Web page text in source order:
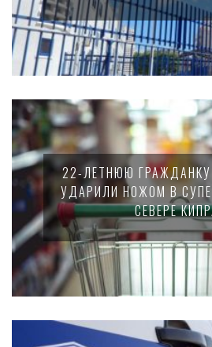
22-ЛЕТНЮЮ
УДАРИЛИ НОЖОМ В
СЕВЕРЕ